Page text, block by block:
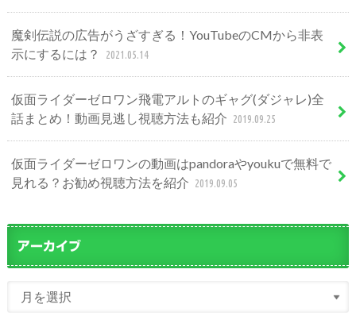
魔剣伝説の広告がうざすぎる！YouTubeのCMから非表
示にするには？
2021.05.14
仮面ライダーゼロワン飛電アルトのギャグ(ダジャレ)全
話まとめ！動画見逃し視聴方法も紹介 2019.09.25
仮面ライダーゼロワンの動画はpandoraやyoukuで無料で
見れる？お勧め視聴方法を紹介 2019.09.05
アーカイブ